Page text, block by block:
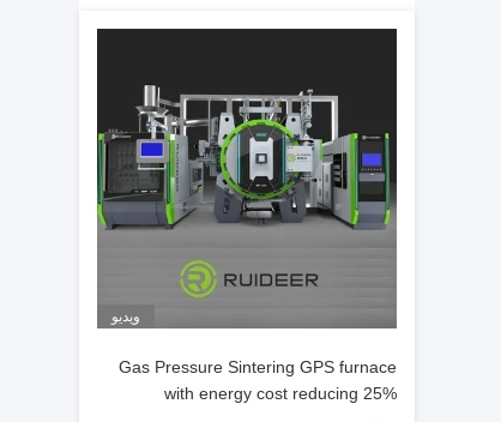
ویدیو
Gas Pressure Sintering GPS furnace
with energy cost reducing 25%